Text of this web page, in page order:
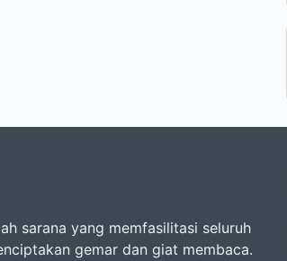
sarana yang memfasilitasi seluruh
gemar dan giat membaca.